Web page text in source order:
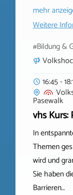
mehr
Weitere
#Bildung &
16:45 -
Pasewalk
vhs Kurs:
In
Themen
wird und
Sie haben
Barrieren…